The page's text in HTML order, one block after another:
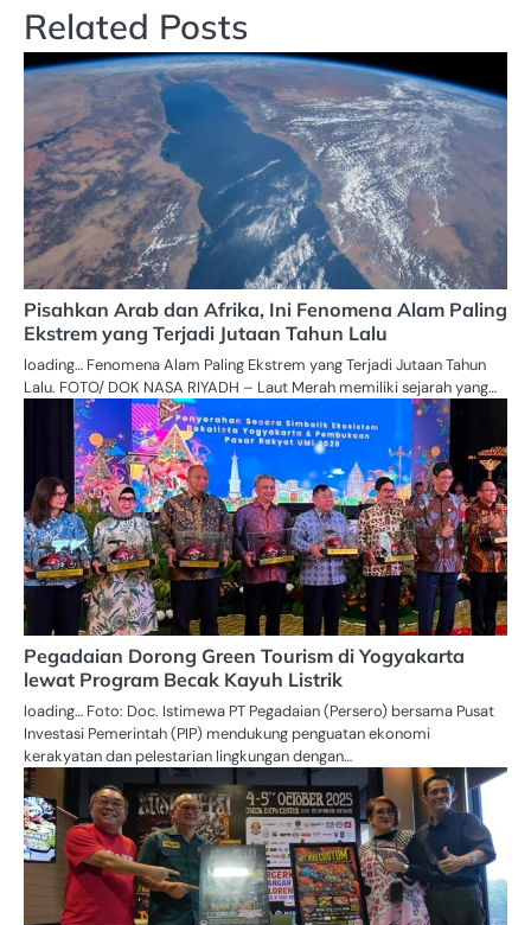
Related Posts
Pisahkan Arab dan Afrika, Ini Fenomena Alam Paling
Ekstrem yang Terjadi Jutaan Tahun Lalu
loading… Fenomena Alam Paling Ekstrem yang Terjadi Jutaan Tahun
Lalu. FOTO/ DOK NASA RIYADH – Laut Merah memiliki sejarah yang…
Pegadaian Dorong Green Tourism di Yogyakarta
lewat Program Becak Kayuh Listrik
loading… Foto: Doc. Istimewa PT Pegadaian (Persero) bersama Pusat
Investasi Pemerintah (PIP) mendukung penguatan ekonomi
kerakyatan dan pelestarian lingkungan dengan…